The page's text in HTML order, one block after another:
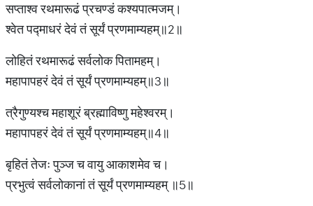
सप्ताश्व रथमारूढं प्रचण्डं कश्यपात्मजम्।
श्वेत पद्माधरं देवं तं सूर्यं प्रणमाम्यहम्॥2॥
लोहितं रथमारूढं सर्वलोक पितामहम्।
महापापहरं देवं तं सूर्यं प्रणमाम्यहम्॥3॥
त्रैगुण्यश्च महाशूरं ब्रह्माविष्णु महेश्वरम्।
महापापहरं देवं तं सूर्यं प्रणमाम्यहम्॥4॥
बृहितं तेजः पुञ्ज च वायु आकाशमेव च।
प्रभुत्वं सर्वलोकानां तं सूर्यं प्रणमाम्यहम् ॥5॥